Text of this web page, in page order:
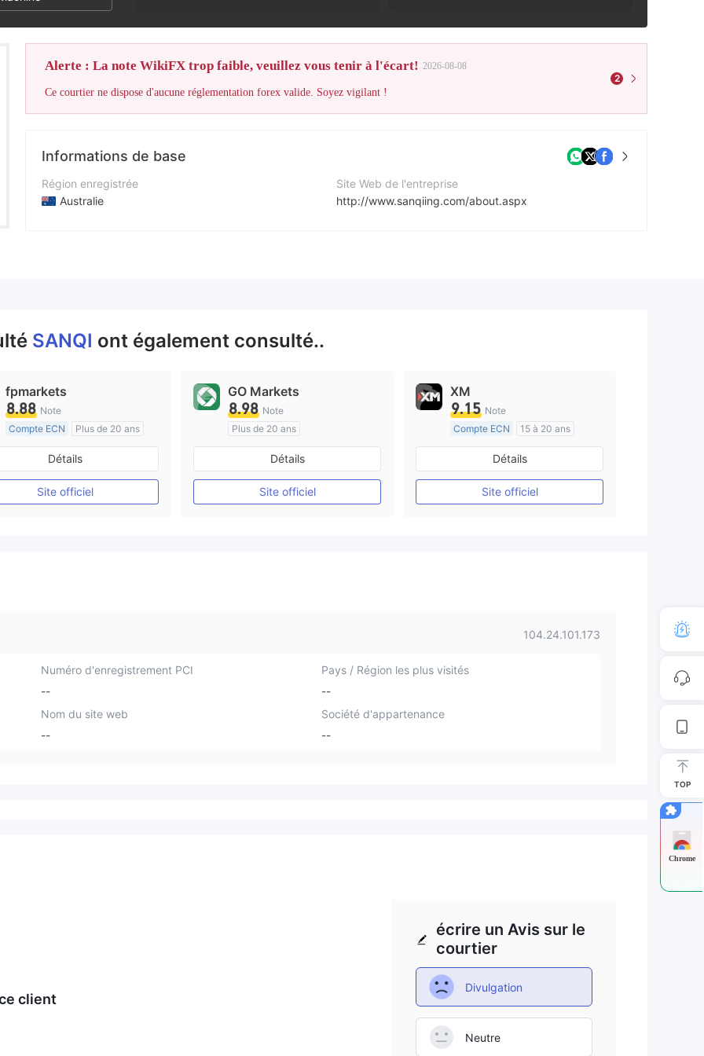
Alerte : La note WikiFX trop faible, veuillez vous tenir à l'écart! 2026-08-08
Ce courtier ne dispose d'aucune réglementation forex valide. Soyez vigilant !
2
Informations de base
Région enregistrée
Australie
Site Web de l'entreprise
http://www.sanqiing.com/about.aspx
SANQI ont également consulté..
fpmarkets
8.88 Note
Compte ECN
Plus de 20 ans
Réglementation de Australie
Market Making (MM)
Etiquette principale MT4
Détails
Site officiel
GO Markets
8.98 Note
Plus de 20 ans
Réglementation de Australie
Market Making (MM)
cTrader
Détails
Site officiel
XM
9.15 Note
Compte ECN
15 à 20 ans
Réglementation de Australie
Market Making (MM)
Etiquette principale MT4
Détails
Site officiel
104.24.101.173
Numéro d'enregistrement PCI
--
Pays / Région les plus visités
--
Nom du site web
--
Société d'appartenance
--
client
écrire un Avis sur le
courtier
Divulgation
Neutre
TOP
Chrome